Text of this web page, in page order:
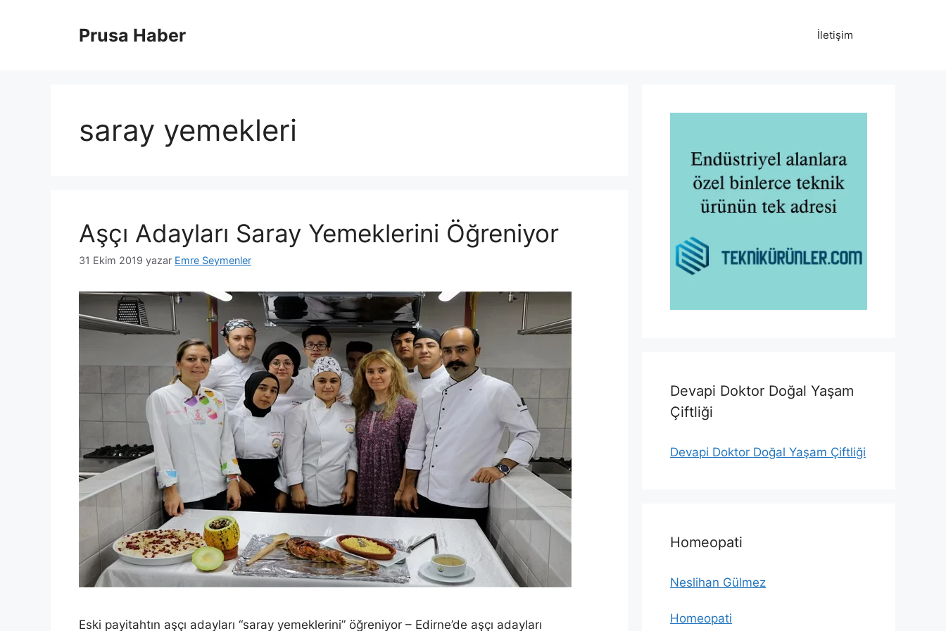
Prusa Haber İletişim
saray yemekleri
Aşçı Adayları Saray Yemeklerini Öğreniyor
31 Ekim 2019 yazar Emre Seymenler
Eski payitahtın aşçı adayları “saray yemeklerini” öğreniyor – Edirne’de aşçı adayları
Devapi Doktor Doğal Yaşam
Çiftliği
Devapi Doktor Doğal Yaşam Çiftliği
Homeopati
Neslihan Gülmez
Homeopati